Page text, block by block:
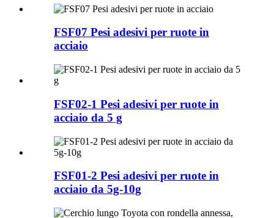
FSF07 Pesi adesivi per ruote in
acciaio
FSF02-1 Pesi adesivi per ruote in
acciaio da 5 g
FSF01-2 Pesi adesivi per ruote in
acciaio da 5g-10g